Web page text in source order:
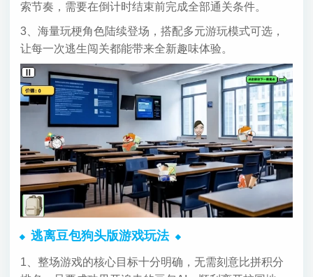
索节奏，需要在倒计时结束前完成全部通关条件。
3、海量玩梗角色陆续登场，搭配多元游玩模式可选，
让每一次逃生闯关都能带来全新趣味体验。
逃离豆包狗头版游戏玩法
1、整场游戏的核心目标十分明确，无需刻意比拼积分